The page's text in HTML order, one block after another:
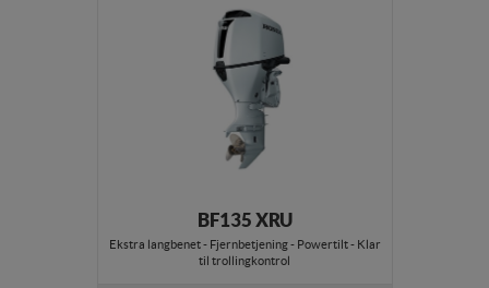
BF135 XRU
Ekstra langbenet - Fjernbetjening - Powertilt - Klar
til trollingkontrol